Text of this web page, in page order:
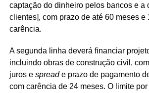
captação do dinheiro pelos bancos e a
clientes], com prazo de até 60 meses e
carência.
A segunda linha deverá financiar
incluindo obras de construção civil,
juros e spreade prazo de pagamento
com carência de 24 meses. O limite